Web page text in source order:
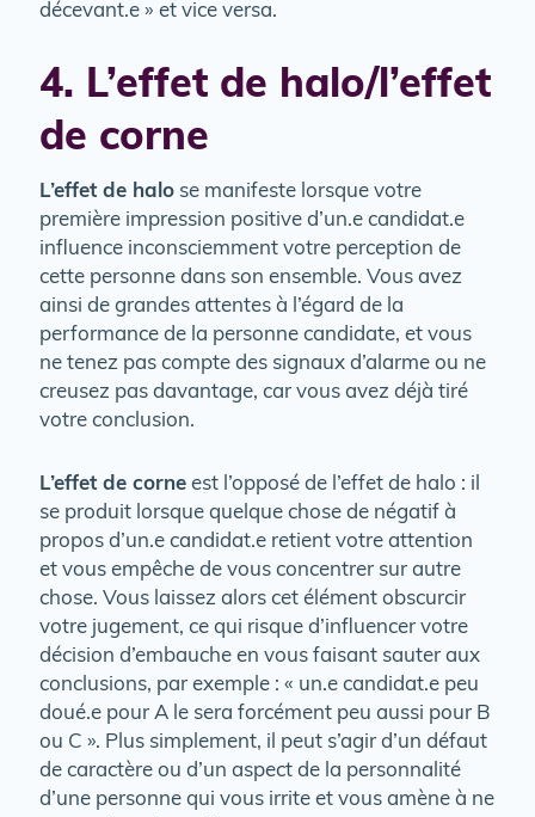
décevant.e » et vice versa.
4. L’effet de halo/l’effet
de corne
L’effet de halo se manifeste lorsque votre
première impression positive d’un.e candidat.e
influence inconsciemment votre perception de
cette personne dans son ensemble. Vous avez
ainsi de grandes attentes à l’égard de la
performance de la personne candidate, et vous
ne tenez pas compte des signaux d’alarme ou ne
creusez pas davantage, car vous avez déjà tiré
votre conclusion.
L’effet de corne est l’opposé de l’effet de halo : il
se produit lorsque quelque chose de négatif à
propos d’un.e candidat.e retient votre attention
et vous empêche de vous concentrer sur autre
chose. Vous laissez alors cet élément obscurcir
votre jugement, ce qui risque d’influencer votre
décision d’embauche en vous faisant sauter aux
conclusions, par exemple : « un.e candidat.e peu
doué.e pour A le sera forcément peu aussi pour B
ou C ». Plus simplement, il peut s’agir d’un défaut
de caractère ou d’un aspect de la personnalité
d’une personne qui vous irrite et vous amène à ne